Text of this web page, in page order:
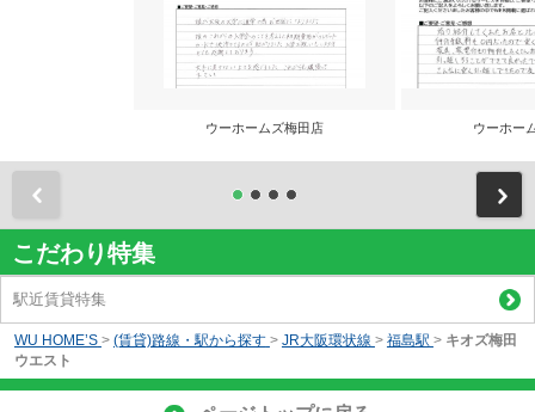
ウーホームズ梅田店 ウーホー
こだわり特集
駅近賃貸特集
WU HOME’S > (賃貸)路線・駅から探す > JR大阪環状線 > 福島駅 > キオズ梅田
ウエスト